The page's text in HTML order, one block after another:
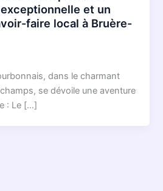
et un
faire local à Bruère-
dans le charmant
se dévoile une aventure
: Le […]